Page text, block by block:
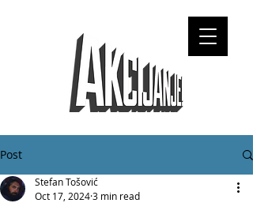
Post
Stefan Tošović
Oct 17, 20243 min read